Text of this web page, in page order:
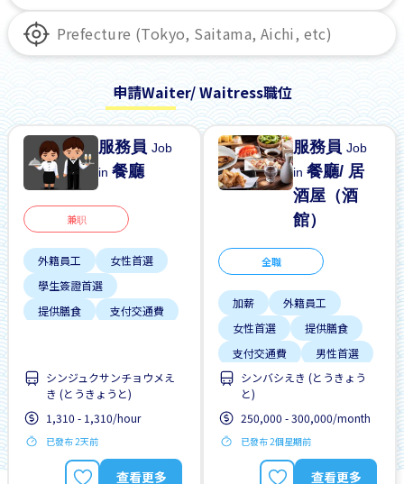
申請Waiter/ Waitress職位
服務員Job
in餐廳
兼职
外籍員工
女性首選
學生簽證首選
提供膳食
支付交通費
シンジュクサンチョウメえ
き (とうきょうと)
1,310 - 1,310/hour
已發布 2天前
查看更多
服務員Job
in餐廳/ 居
酒屋（酒
館）
全職
加薪
外籍員工
女性首選
提供膳食
支付交通費
男性首選
週末輪班
靠近車站
高收入潛能
シンバシえき (とうきょう
と)
250,000 - 300,000/month
已發布 2個星期前
查看更多